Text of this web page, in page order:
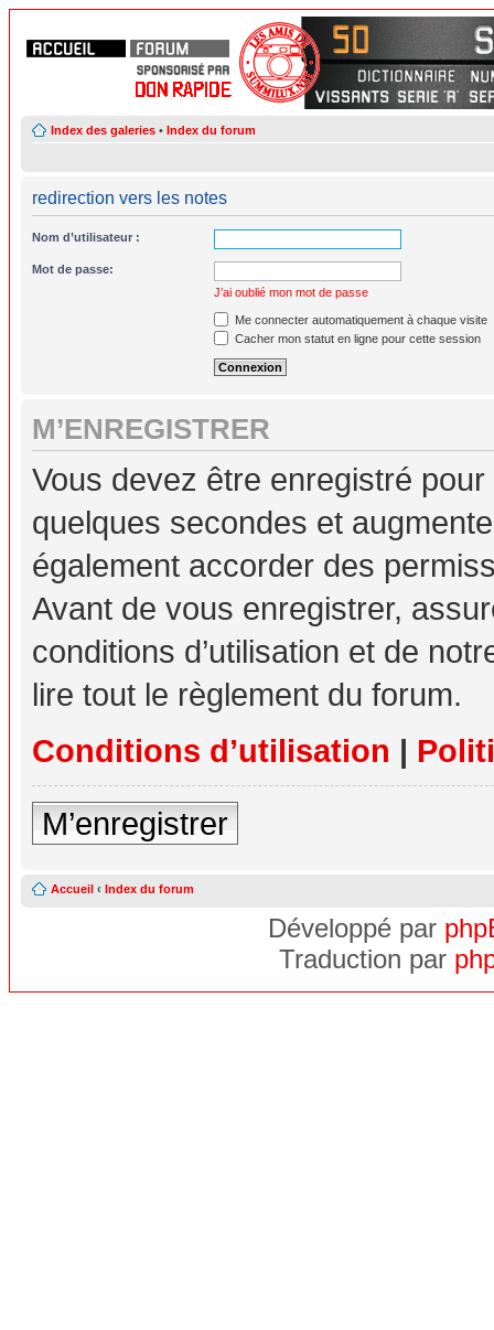
Index des galeries • Index du forum
redirection vers les notes
Nom d’utilisateur :
Mot de passe:
J’ai oublié mon mot de passe
Me connecter automatiquement à chaque visite
Cacher mon statut en ligne pour cette session
M’ENREGISTRER
Vous devez être enregistré
quelques secondes et
également accorder des
Avant de vous enregistrer,
conditions d’utilisation et de
lire tout le règlement du forum.
Conditions d’utilisation |
M’enregistrer
Accueil ‹ Index du forum
Développé par
Traduction par